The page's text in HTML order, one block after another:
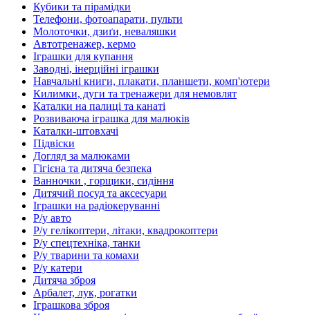
Кубики та пірамідки
Телефони, фотоапарати, пульти
Молоточки, дзиґи, неваляшки
Автотренажер, кермо
Іграшки для купання
Заводні, інерційні іграшки
Навчальні книги, плакати, планшети, комп'ютери
Килимки, дуги та тренажери для немовлят
Каталки на палиці та канаті
Розвиваюча іграшка для малюків
Каталки-штовхачі
Підвіски
Догляд за малюками
Гігієна та дитяча безпека
Ванночки , горщики, сидіння
Дитячий посуд та аксесуари
Іграшки на радіокеруванні
Р/у авто
Р/у гелікоптери, літаки, квадрокоптери
Р/у спецтехніка, танки
Р/у тварини та комахи
Р/у катери
Дитяча зброя
Арбалет, лук, рогатки
Іграшкова зброя